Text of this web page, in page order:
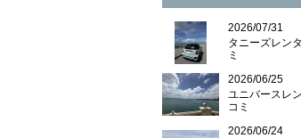
2026/07/31
タニーズレン
ミ
2026/06/25
ユニバースレ
コミ
2026/06/24